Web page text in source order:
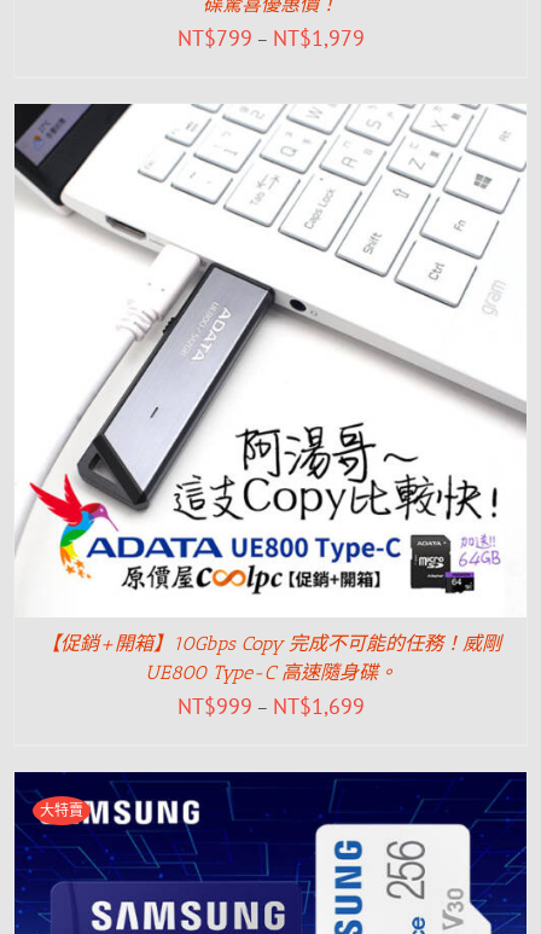
碟驚喜優惠價！
NT$799 – NT$1,979
【促銷+開箱】10Gbps Copy 完成不可能的任務！威剛
UE800 Type-C 高速隨身碟。
NT$999 – NT$1,699
大特賣